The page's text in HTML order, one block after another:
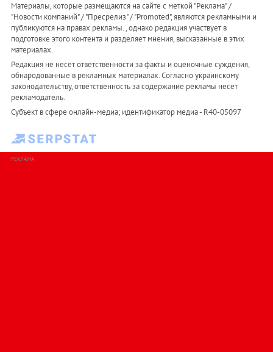
Материалы, которые размещаются на сайте с меткой "Реклама" /
"Новости компаний" / "Пресрелиз" / "Promoted", являются рекламными и
публикуются на правах рекламы. , однако редакция участвует в
подготовке этого контента и разделяет мнения, высказанные в этих
материалах.
Редакция не несет ответственности за факты и оценочные суждения,
обнародованные в рекламных материалах. Согласно украинскому
законодательству, ответственность за содержание рекламы несет
рекламодатель.
Субъект в сфере онлайн-медиа; идентификатор медиа - R40-05097
РЕКЛАМА